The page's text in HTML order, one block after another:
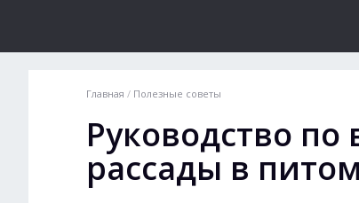
Главная / Полезные советы
Руководство по
рассады в